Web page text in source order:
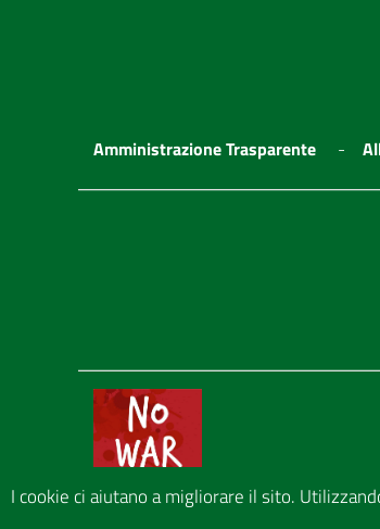
Amministrazione Trasparente
I cookie ci aiutano a migliorare il sito.